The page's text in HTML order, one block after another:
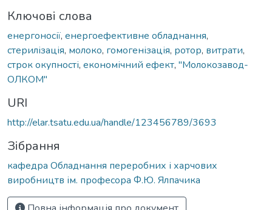
Ключові слова
енергоносії, енергоефективне обладнання,
стерилізація, молоко, гомогенізація, ротор, витрати,
строк окупності, економічний ефект, "Молокозавод-
ОЛКОМ"
URI
http://elar.tsatu.edu.ua/handle/123456789/3693
Зібрання
кафедра Обладнання переробних і харчових
виробництв ім. професора Ф.Ю. Ялпачика